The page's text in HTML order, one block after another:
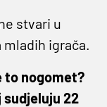
stvari u
igrača.
to nogomet?
22